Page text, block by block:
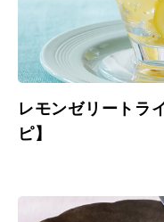
レモンゼリートラ
ピ】